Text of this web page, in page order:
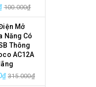
100.000₫
Mở
Năng Có
Thông
AC12A
315.000₫